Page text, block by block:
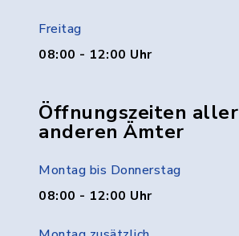
Freitag
08:00 - 12:00 Uhr
Öffnungszeiten aller
anderen Ämter
Montag bis Donnerstag
08:00 - 12:00 Uhr